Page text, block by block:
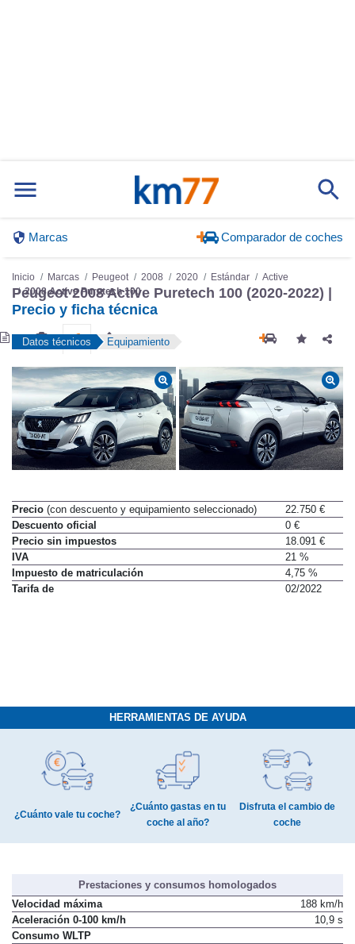
Marcas Comparador de coches
Inicio Marcas Peugeot 2008 2020 Estándar
Active
2008 Active Puretech 100
Peugeot 2008 Active Puretech 100 (2020-2022) |
Precio y ficha técnica
Datos técnicos Equipamiento
Precio (con descuento y equipamiento seleccionado)
22.750 €
Descuento oficial
0 €
Precio sin impuestos
18.091 €
IVA
21 %
Impuesto de matriculación
4,75 %
Tarifa de
02/2022
HERRAMIENTAS DE AYUDA
¿Cuánto vale tu coche?
¿Cuánto gastas en tu
coche al año?
Disfruta el cambio de
coche
Prestaciones y consumos homologados
Velocidad máxima
188 km/h
Aceleración 0-100 km/h
10,9 s
Consumo WLTP